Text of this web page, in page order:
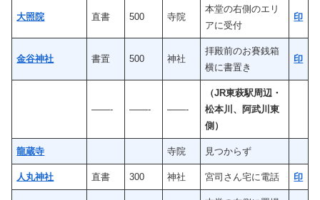
大照院 直書 500 寺院
本堂の右側のエリ
アに受付
印
金谷神社 書置 500 神社
拝殿前のお賽銭箱
横に書置き
印
——- ——- ——-
（JR東萩駅周辺・
松本川、阿武川東
側）
龍蔵寺 寺院 見つからず
人丸神社 直書 300 神社 宮司さん宅に電話 印